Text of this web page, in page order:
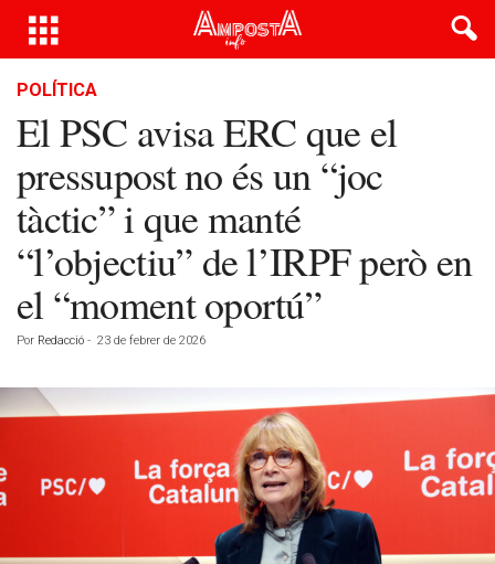
POLÍTICA
El PSC avisa ERC que el
pressupost no és un “joc
tàctic” i que manté
“l’objectiu” de l’IRPF però en
el “moment oportú”
Por Redacció - 23 de febrer de 2026